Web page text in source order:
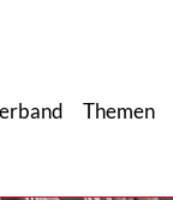
Themen